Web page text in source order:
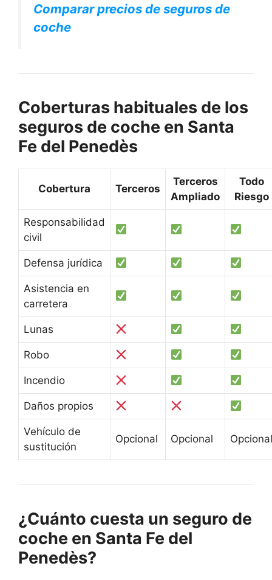
Comparar precios de seguros de
coche
Coberturas habituales de los
seguros de coche en Santa
Fe del Penedès
Cobertura Terceros
Terceros
Ampliado
Todo
Riesgo
Responsabilidad
civil
Defensa jurídica
Asistencia en
carretera
Lunas
Robo
Incendio
Daños propios
Vehículo de
sustitución
Opcional Opcional Opcional
¿Cuánto cuesta un seguro de
coche en Santa Fe del
Penedès?